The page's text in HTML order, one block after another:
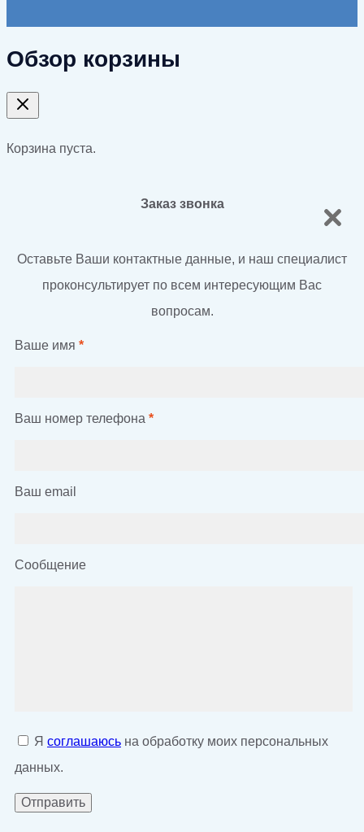
Обзор корзины
Корзина пуста.
Заказ звонка
Оставьте Ваши контактные данные, и наш специалист
проконсультирует по всем интересующим Вас
вопросам.
Ваше имя *
Ваш номер телефона *
Ваш email
Сообщение
Я соглашаюсь на обработку моих персональных
данных.